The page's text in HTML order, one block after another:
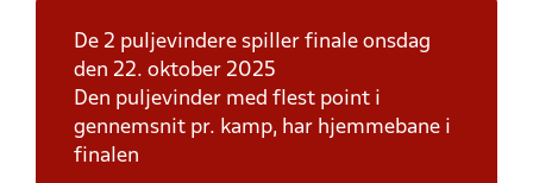
De 2 puljevindere spiller finale onsdag
den 22. oktober 2025
Den puljevinder med flest point i
gennemsnit pr. kamp, har hjemmebane i
finalen